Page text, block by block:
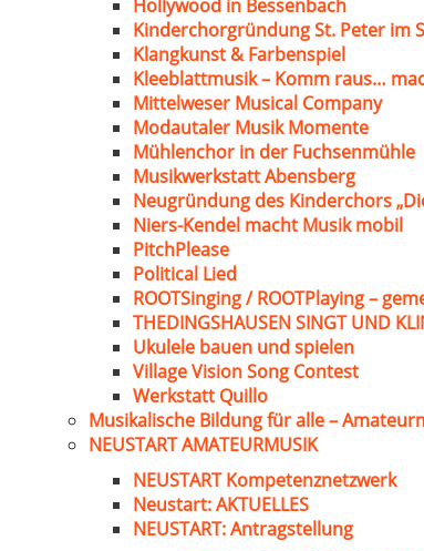
Hollywood in Bessenbach
Kinderchorgründung St. Peter im
Klangkunst & Farbenspiel
Kleeblattmusik – Komm raus…
Mittelweser Musical Company
Modautaler Musik Momente
Mühlenchor in der Fuchsenmühle
Musikwerkstatt Abensberg
Neugründung des Kinderchors
Niers-Kendel macht Musik mobil
PitchPlease
Political Lied
ROOTSinging / ROOTPlaying –
THEDINGSHAUSEN SINGT UND
Ukulele bauen und spielen
Village Vision Song Contest
Werkstatt Quillo
Musikalische Bildung für alle –
NEUSTART AMATEURMUSIK
NEUSTART Kompetenznetzwerk
Neustart: AKTUELLES
NEUSTART: Antragstellung